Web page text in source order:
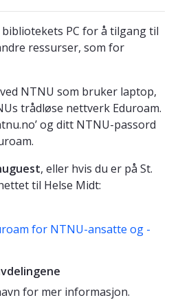
PC for å tilgang til
ressurser, som for
NTNU som bruker laptop,
trådløse nettverk Eduroam.
og ditt NTNU-passord
, eller hvis du er på St.
til Helse Midt:
for NTNU-ansatte og -
for mer informasjon.